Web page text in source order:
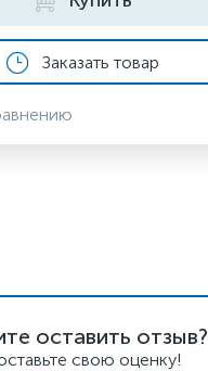
Заказать товар
оставить отзыв?
свою оценку!